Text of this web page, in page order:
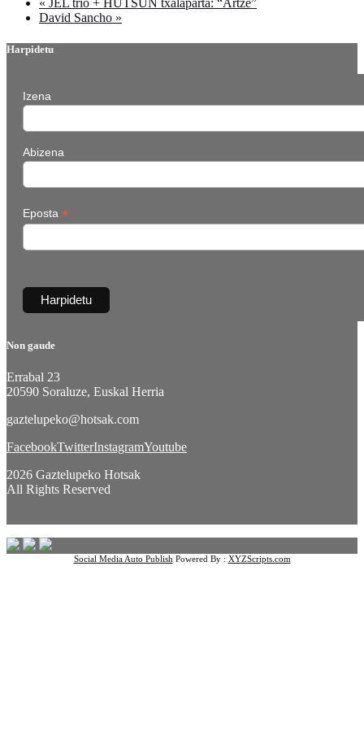
« JEL trio + HUTSUN txalaparta: “Artze”
David Sancho »
Harpidetu
Izena
Abizena
Eposta *
Non gaude
Errabal 23
20590 Soraluze, Euskal Herria
gaztelupeko@hotsak.com
FacebookTwitterInstagramYoutube
2026 Gaztelupeko Hotsak
All Rights Reserved
Social Media Auto Publish Powered By : XYZScripts.com